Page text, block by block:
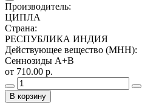
Производитель:
ЦИПЛА
Страна:
РЕСПУБЛИКА ИНДИЯ
Действующее вещество (МНН):
Сеннозиды А+В
от 710.00 р.
В корзину